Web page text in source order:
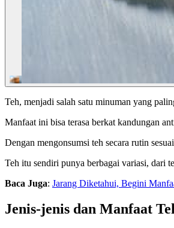
Teh, menjadi salah satu minuman yang
Manfaat ini bisa terasa berkat kandungan
Dengan mengonsumsi teh secara rutin
Teh itu sendiri punya berbagai variasi, dari
Baca Juga: Jarang Diketahui, Begini
Jenis-jenis dan Manfaat